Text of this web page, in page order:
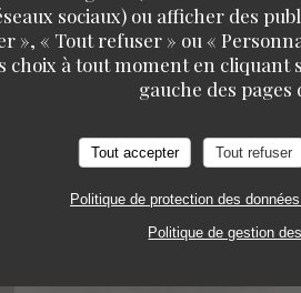
sociaux) ou afficher des
», « Tout refuser » ou «
choix à tout moment en cliquant
gauche des pages
Tout accepter Tout refuser
Politique de protection des
Politique de gestion
((ouvre une nouvelle
Instagram ((ouvre une nouvelle
RESTAURANT